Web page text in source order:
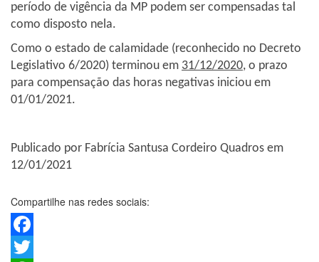
período de vigência da MP podem ser compensadas tal
como disposto nela.
Como o estado de calamidade (reconhecido no Decreto
Legislativo 6/2020) terminou em 31/12/2020, o prazo
para compensação das horas negativas iniciou em
01/01/2021.
Publicado por Fabrícia Santusa Cordeiro Quadros em
12/01/2021
Compartilhe nas redes sociais:
Facebook